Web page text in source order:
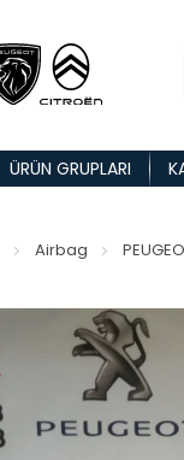
ÜRÜN GRUPLARI
Airbag